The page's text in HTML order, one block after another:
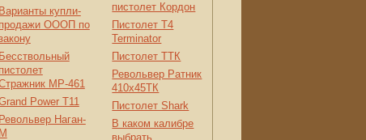
Варианты купли-
продажи ОООП по
Бесствольный
пистолет
МР-461
Power T11
Револьвер Наган-
М
пистолет Кордон
Пистолет Т4
Terminator
Пистолет ТТК
Револьвер Ратник
410x45ТК
Пистолет Shark
В каком калибре
выбрать